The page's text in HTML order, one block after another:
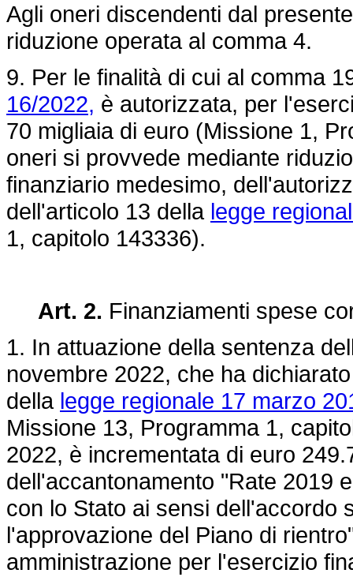
Agli oneri discendenti dal
riduzione operata al comma 4.
9. Per le finalità di cui al comma
16/2022, è autorizzata, per
70 migliaia di euro (Missione 1,
oneri si provvede mediante
finanziario medesimo,
dell'articolo 13 della legge
1, capitolo 143336).
Art. 2. Finanziamenti spese
1. In attuazione della sentenza
novembre 2022, che ha
della legge regionale 17 marzo
Missione 13, Programma 1,
2022, è incrementata di euro
dell'accantonamento "Rate 2019
con lo Stato ai sensi dell'accordo
l'approvazione del Piano di
amministrazione per l'esercizio